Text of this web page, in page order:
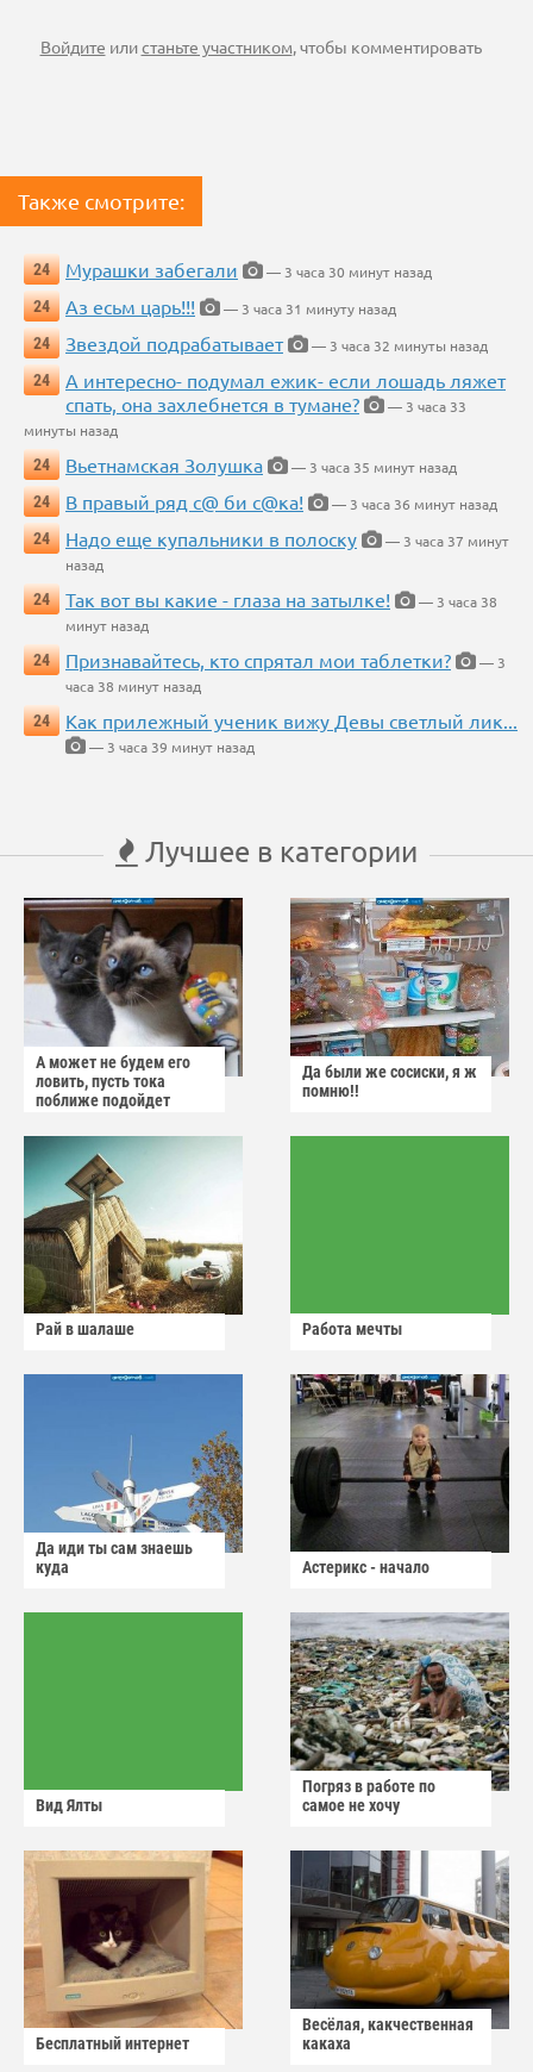
Войдите илистаньте участником, чтобы комментировать
Также смотрите:
24 Мурашки забегали
— 3 часа 30 минут назад
24
Аз есьм царь!!!
— 3 часа 31 минуту назад
24
Звездой подрабатывает
— 3 часа 32 минуты назад
24
А интересно- подумал ежик- если лошадь ляжет
спать, она захлебнется в тумане?
— 3 часа 33
минуты назад
24
Вьетнамская Золушка
— 3 часа 35 минут назад
24
В правый ряд с@ би с@ка!
— 3 часа 36 минут назад
24
Надо еще купальники в полоску
— 3 часа 37 минут
назад
24
Так вот вы какие - глаза на затылке!
— 3 часа 38
минут назад
24
Признавайтесь, кто спрятал мои таблетки?
— 3
часа 38 минут назад
24
Как прилежный ученик вижу Девы светлый лик...
— 3 часа 39 минут назад
Лучшее в категории
А может не будем его
ловить, пусть тока
поближе подойдет
Да были же сосиски, я ж
помню!!
Рай в шалаше Работа мечты
Да иди ты сам знаешь
куда
Астерикс - начало
Вид Ялты
Погряз в работе по
самое не хочу
Бесплатный интернет
Весёлая, какчественная
какаха